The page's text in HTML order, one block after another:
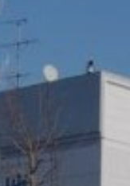
PDF、動画）